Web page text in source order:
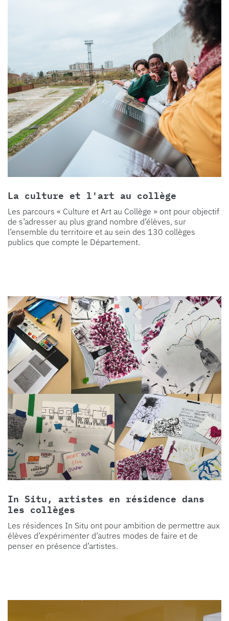
La culture et l'art au collège
Les parcours « Culture et Art au Collège » ont pour objectif
de s’adresser au plus grand nombre d’élèves, sur
l’ensemble du territoire et au sein des 130 collèges
publics que compte le Département.
In Situ, artistes en résidence dans
les collèges
Les résidences In Situ ont pour ambition de permettre aux
élèves d’expérimenter d’autres modes de faire et de
penser en présence d’artistes.